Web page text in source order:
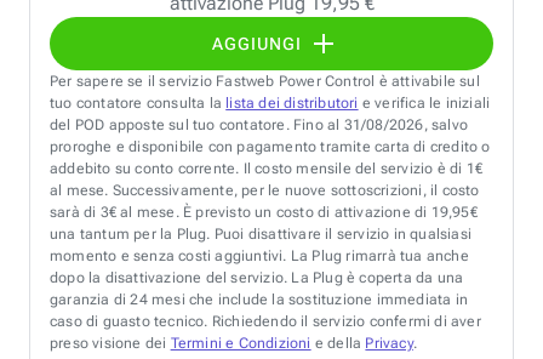
AGGIUNGI
Per sapere se il servizio Fastweb Power Control è attivabile sul
tuo contatore consulta la lista dei distributori e verifica le iniziali
del POD apposte sul tuo contatore. Fino al 31/08/2026, salvo
proroghe e disponibile con pagamento tramite carta di credito o
addebito su conto corrente. Il costo mensile del servizio è di 1€
al mese. Successivamente, per le nuove sottoscrizioni, il costo
sarà di 3€ al mese. È previsto un costo di attivazione di 19,95€
una tantum per la Plug. Puoi disattivare il servizio in qualsiasi
momento e senza costi aggiuntivi. La Plug rimarrà tua anche
dopo la disattivazione del servizio. La Plug è coperta da una
garanzia di 24 mesi che include la sostituzione immediata in
caso di guasto tecnico. Richiedendo il servizio confermi di aver
preso visione dei Termini e Condizioni e della Privacy.